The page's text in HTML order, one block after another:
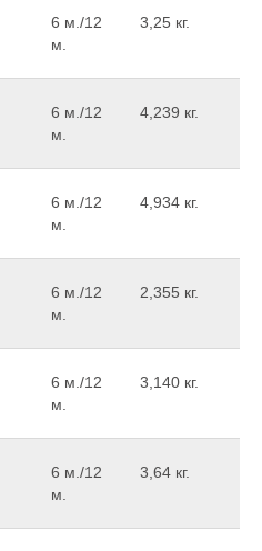
6 м./12
м.
3,25 кг.
6 м./12
м.
4,239 кг.
6 м./12
м.
4,934 кг.
6 м./12
м.
2,355 кг.
6 м./12
м.
3,140 кг.
6 м./12
м.
3,64 кг.